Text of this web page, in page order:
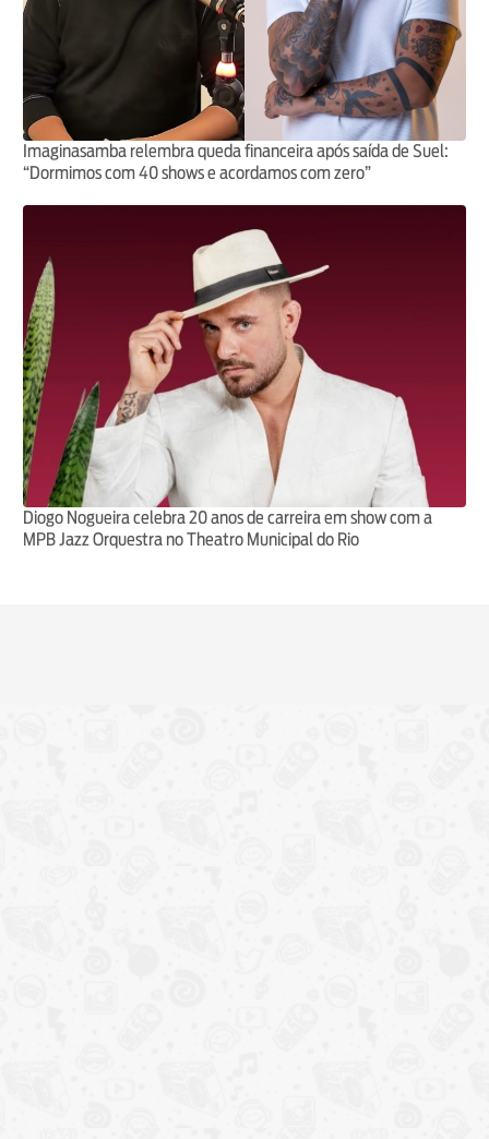
Imaginasamba relembra queda financeira após saída de Suel:
“Dormimos com 40 shows e acordamos com zero”
Diogo Nogueira celebra 20 anos de carreira em show com a
MPB Jazz Orquestra no Theatro Municipal do Rio